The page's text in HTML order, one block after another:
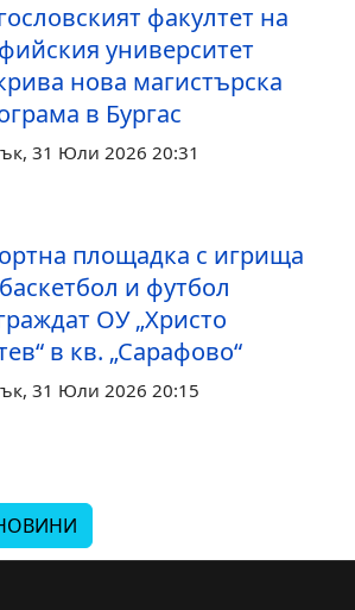
факултет на
университет
нова магистърска
в Бургас
31 Юли 2026 20:31
площадка с игрища
и футбол
ОУ „Христо
в кв. „Сарафово“
31 Юли 2026 20:15